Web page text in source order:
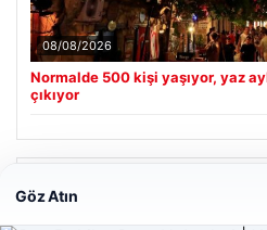
08/08/2026
Normalde 500 kişi yaşıyor, yaz
çıkıyor
Göz Atın